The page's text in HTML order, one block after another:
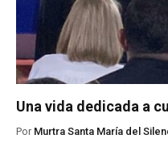
Una vida dedicada a
Por Murtra Santa María del